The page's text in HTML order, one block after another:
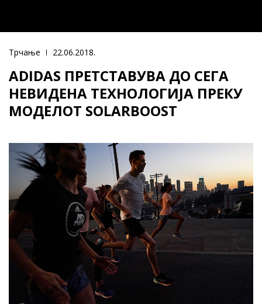
Трчање 22.06.2018.
ADIDAS ПРЕТСТАВУВА ДО СЕГА
НЕВИДЕНА ТЕХНОЛОГИЈА ПРЕКУ
МОДЕЛОТ SOLARBOOST